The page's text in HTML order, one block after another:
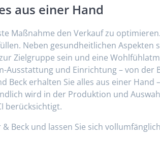
aus einer Hand
Maßnahme den Verkauf zu
Neben gesundheitlichen Aspekten
Zielgruppe sein und eine
Ausstattung und Einrichtung – von der
Beck erhalten Sie alles aus einer Hand
wird in der Produktion und
berücksichtigt.
Beck und lassen Sie sich vollumfänglich